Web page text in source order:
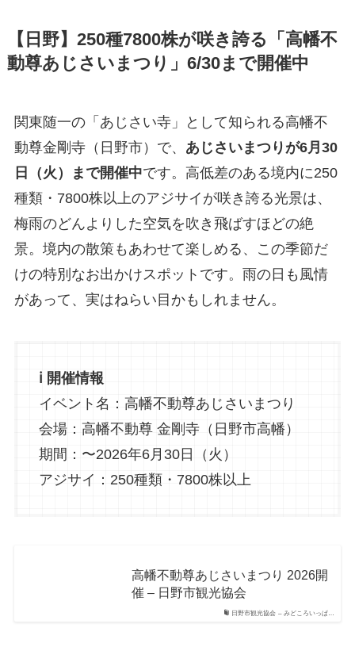
【日野】250種7800株が咲き誇る「高幡不
動尊あじさいまつり」6/30まで開催中
関東随一の「あじさい寺」として知られる高幡不
動尊金剛寺（日野市）で、 あじさいまつりが6月30
日（火）まで開催中です。高低差のある境内に250
種類・7800株以上のアジサイが咲き誇る光景は、
梅雨のどんよりした空気を吹き飛ばすほどの絶
景。境内の散策もあわせて楽しめる、この季節だ
けの特別なお出かけスポットです。雨の日も風情
があって、実はねらい目かもしれません。
ℹ️ 開催情報
イベント名：高幡不動尊あじさいまつり
会場：高幡不動尊 金剛寺（日野市高幡）
期間：〜2026年6月30日（火）
アジサイ：250種類・7800株以上
日野市観光協会 – みどころいっぱ…
高幡不動尊あじさいまつり 2026開
催 – 日野市観光協会